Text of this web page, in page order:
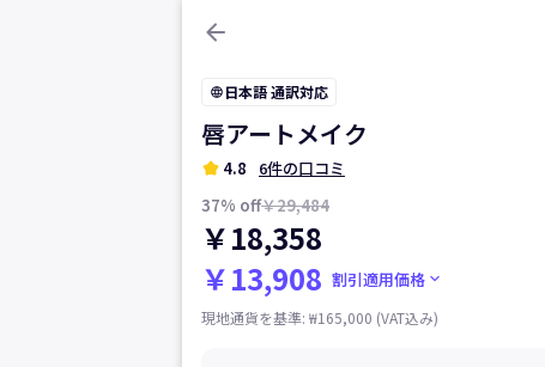
arrow_back
language 日本語 通訳対応
唇アートメイク
kid_star 4.8
6件の口コミ
37% off￥29,484
￥18,358
￥13,908 割引適用価格 keyboard_arrow_down
現地通貨を基準: ₩165,000 (VAT込み)